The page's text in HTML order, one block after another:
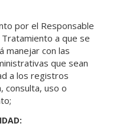
por el Responsable
a que se
manejar con las
que sean
a los registros
consulta, uso o